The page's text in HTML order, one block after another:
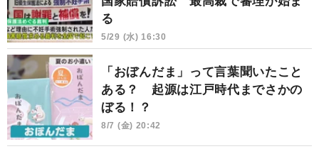
る
5/29 (水) 16:30
「おぼんだま」って言葉聞いたこと
ある？ 起源は江戸時代までさかの
ぼる！？
8/7 (金) 20:42